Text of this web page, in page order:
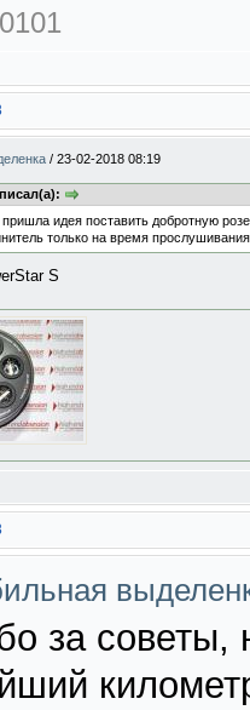
/ 23-02-2018 08:19
идея поставить добротную
только на время
S
за советы,